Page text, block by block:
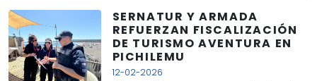
SERNATUR Y ARMADA
REFUERZAN FISCALIZACIÓN
DE TURISMO AVENTURA EN
PICHILEMU
12-02-2026